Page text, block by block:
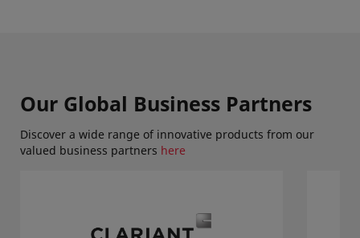
Our Global Business Partners
Discover a wide range of innovative products from our
valued business partners here